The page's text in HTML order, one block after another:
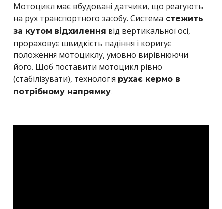
Мотоцикл має вбудовані датчики, що реагують
на рух транспортного засобу. Система стежить
за кутом відхилення від вертикальної осі,
прораховує швидкість падіння і коригує
положення мотоциклу, умовно вирівнюючи
його. Щоб поставити мотоцикл рівно
(стабілізувати), технологія рухає кермо в
потрібному напрямку.